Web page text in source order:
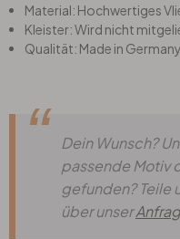
Bad
Material: Hochwertiges
Kleister: Wird nicht
Qualität: Made in Germany
Dein Wunsch?
passende Motiv
gefunden? Teile
über unser